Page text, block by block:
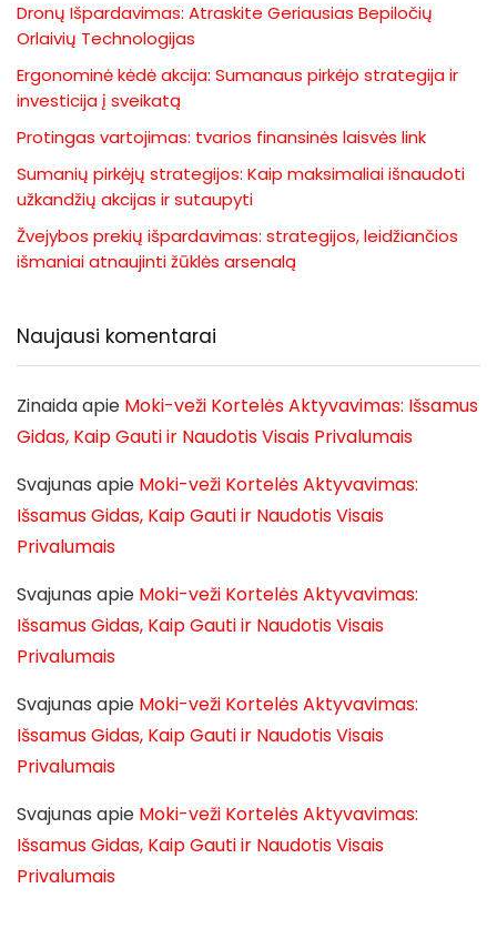
Dronų Išpardavimas: Atraskite Geriausias Bepiločių
Orlaivių Technologijas
Ergonominė kėdė akcija: Sumanaus pirkėjo strategija ir
investicija į sveikatą
Protingas vartojimas: tvarios finansinės laisvės link
Sumanių pirkėjų strategijos: Kaip maksimaliai išnaudoti
užkandžių akcijas ir sutaupyti
Žvejybos prekių išpardavimas: strategijos, leidžiančios
išmaniai atnaujinti žūklės arsenalą
Naujausi komentarai
Zinaidaapie Moki-veži Kortelės Aktyvavimas: Išsamus
Gidas, Kaip Gauti ir Naudotis Visais Privalumais
Svajunas apie Moki-veži Kortelės Aktyvavimas:
Išsamus Gidas, Kaip Gauti ir Naudotis Visais
Privalumais
Svajunas apie Moki-veži Kortelės Aktyvavimas:
Išsamus Gidas, Kaip Gauti ir Naudotis Visais
Privalumais
Svajunas apie Moki-veži Kortelės Aktyvavimas:
Išsamus Gidas, Kaip Gauti ir Naudotis Visais
Privalumais
Svajunas apie Moki-veži Kortelės Aktyvavimas:
Išsamus Gidas, Kaip Gauti ir Naudotis Visais
Privalumais